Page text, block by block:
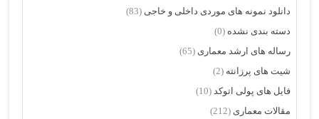
دانلود نمونه های موردی داخلی و خاجی (83)
دسته بندی نشده (0)
رساله های ارشد معماری (65)
شیت های پرزانته (2)
فایل های پولی اتوکد (10)
مقالات معماری (212)